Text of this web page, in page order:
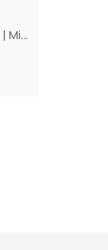
| Microcar